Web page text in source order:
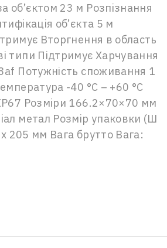
об’єктом 23 м Розпізнання
об’єкта 5 м
Вторгнення в область
типи Підтримує Харчування
Потужність споживання 1
-40 °C – +60 °C
Розміри 166.2×70×70 мм
метал Розмір упаковки (Ш
205 мм Вага брутто Вага: